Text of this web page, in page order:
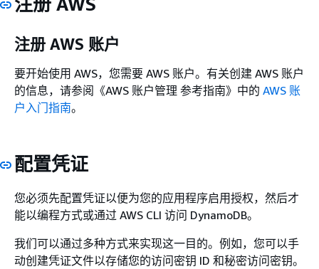
注册 AWS 账户
要开始使用 AWS，您需要 AWS 账户。有关创建 AWS 账户
的信息，请参阅《AWS 账户管理 参考指南》 中的 AWS 账
户入门指南。
配置凭证
您必须先配置凭证以便为您的应用程序启用授权，然后才
能以编程方式或通过 AWS CLI 访问 DynamoDB。
我们可以通过多种方式来实现这一目的。例如，您可以手
动创建凭证文件以存储您的访问密钥 ID 和秘密访问密钥。